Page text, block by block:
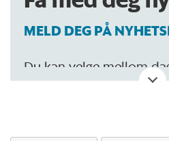
MELD DEG PÅ
Du kan velge mellom